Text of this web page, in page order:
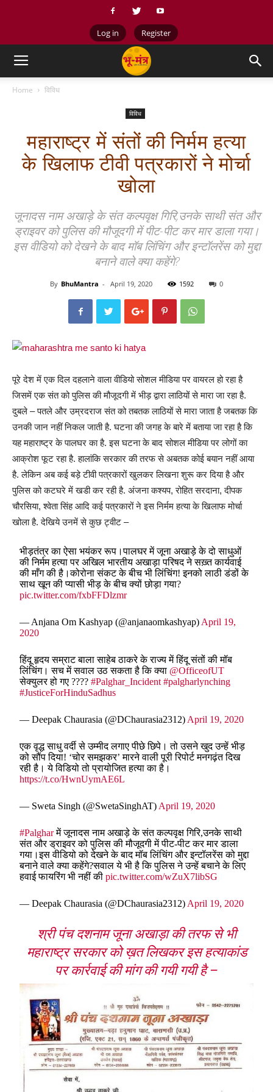
Log in Register
Home विविध
विविध
महाराष्ट्र में संतों की निर्मम हत्या
के खिलाफ टीवी पत्रकारों ने मोर्चा
खोला
जूनादस नाम अखाड़े के संत कल्पवृक्ष गिरि,उनके साथी संत और
ड्राइवर को पुलिस की मौजूदगी में पीट-पीट कर मार डाला गया।
इस वीडियो को देखने के बाद मॉब लिंचिंग और इन्टॉलरेंस को मुद्दा
बनाने वाले क्या कहेंगे?
By BhuMantra - April 19, 2020 1592 0
पूरे देश में एक दिल दहलाने वाला वीडियो सोशल मीडिया पर वायरल हो रहा है
जिसमें एक संत को पुलिस की मौजूदगी में भीड़ द्वारा लाठियों से मारा जा रहा है.
दुबले – पतले और उम्रदराज संत को तबतक लाठियों से मारा जाता है जबतक कि
उनकी जान नहीं निकल जाती है. घटना की जगह के बारे में बताया जा रहा है कि
यह महाराष्ट्र के पालघर का है. इस घटना के बाद सोशल मीडिया पर लोगों का
आक्रोश फूट रहा है. हालांकि सरकार की तरफ से अबतक कोई बयान नहीं आया
है. लेकिन अब कई बड़े टीवी पत्रकारों खुलकर लिखना शुरू कर दिया है और
पुलिस को कटघरे में खडी कर रही है. अंजना कश्यप, रोहित सरदाना, दीपक
चौरसिया, श्वेता सिंह आदि कई पत्रकारों ने इस निर्मम हत्या के खिलाफ मोर्चा
खोला है. देखिये उनमें से कुछ ट्वीट –
भीड़तंत्र का ऐसा भयंकर रूप।पालघर में जूना अखाड़े के दो साधुओं
की निर्मम हत्या पर अखिल भारतीय अखाड़ा परिषद ने सख़्त कार्यवाई
की माँग की है।कोरोना संकट के बीच भी लिंचिंग! इनको लाठी डंडों के
साथ खून की प्यासी भीड़ के बीच क्यों छोड़ा गया?
pic.twitter.com/fxbFFDlzmr
— Anjana Om Kashyap (@anjanaomkashyap) April 19,
2020
हिंदू हृदय सम्राट बाला साहेब ठाकरे के राज्य में हिंदू संतों की मॉब
लिंचिंग। सच में सवाल उठ सकता है कि क्या @OfficeofUT
सेक्युलर हो गए ????#Palghar_Incident #palgharlynching
#JusticeForHinduSadhus
— Deepak Chaurasia (@DChaurasia2312) April 19, 2020
एक वृद्ध साधु वर्दी से उम्मीद लगाए पीछे छिपे। तो उसने खुद उन्हें भीड़
को सौंप दिया! ‘चोर समझकर’ मारने वाली पूरी रिपोर्ट मनगढ़ंत दिख
रही है। ये विडियो तो प्रायोजित हत्या का है।
https://t.co/HwnUymAE6L
— Sweta Singh (@SwetaSinghAT) April 19, 2020
#Palgharमें जूनादस नाम अखाड़े के संत कल्पवृक्ष गिरि,उनके साथी
संत और ड्राइवर को पुलिस की मौजूदगी में पीट-पीट कर मार डाला
गया।इस वीडियो को देखने के बाद मॉब लिंचिंग और इन्टॉलरेंस को मुद्दा
बनाने वाले क्या कहेंगे?सवाल ये भी है कि पुलिस ने उन्हें बचाने के लिए
हवाई फायरिंग भी नहीं कीpic.twitter.com/wZuX7libSG
— Deepak Chaurasia (@DChaurasia2312) April 19, 2020
श्री पंच दशनाम जूना अखाड़ा की तरफ से भी
महाराष्ट्र सरकार को ख़त लिखकर इस हत्याकांड
पर कार्रवाई की मांग की गयी गयी है –